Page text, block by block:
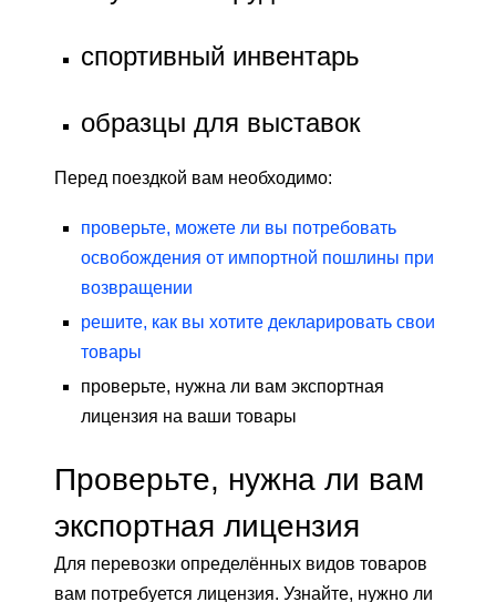
спортивный инвентарь
образцы для выставок
Перед поездкой вам необходимо:
проверьте, можете ли вы потребовать
освобождения от импортной пошлины при
возвращении
решите, как вы хотите декларировать свои
товары
проверьте, нужна ли вам экспортная
лицензия на ваши товары
Проверьте, нужна ли вам
экспортная лицензия
Для перевозки определённых видов товаров
вам потребуется лицензия. Узнайте, нужно ли